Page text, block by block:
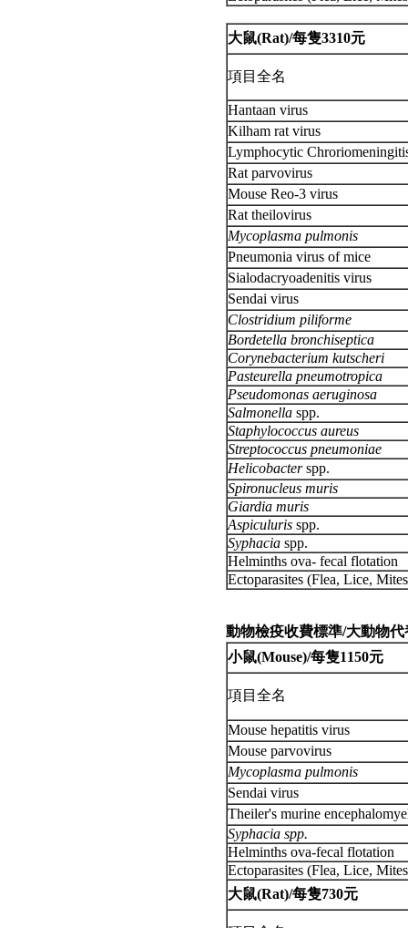
大鼠(Rat)/每隻3310元
項目全名
Hantaan virus
Kilham rat virus
Lymphocytic
Rat parvovirus
Mouse Reo-3 virus
Rat theilovirus
Mycoplasma pulmonis
Pneumonia virus of mice
Sialodacryoadenitis virus
Sendai virus
Clostridium piliforme
Bordetella bronchiseptica
Corynebacterium kutscheri
Pasteurella pneumotropica
Pseudomonas aeruginosa
Salmonella spp.
Staphylococcus aureus
Streptococcus pneumoniae
Helicobacterspp.
Spironucleus muris
Giardia muris
Aspiculuris spp.
Syphacia spp.
Helminths ova- fecal flotation
Ectoparasites (Flea, Lice,
動物檢疫收費標準/大動物代
小鼠(Mouse)/每隻1150元
項目全名
Mouse hepatitis virus
Mouse parvovirus
Mycoplasma pulmonis
Sendai virus
Theiler's murine
Syphacia spp.
Helminths ova-fecal flotation
Ectoparasites (Flea, Lice,
大鼠(Rat)/每隻730元